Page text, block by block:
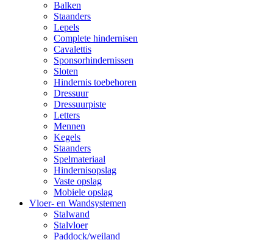
Balken
Staanders
Lepels
Complete hindernisen
Cavalettis
Sponsorhindernissen
Sloten
Hindernis toebehoren
Dressuur
Dressuurpiste
Letters
Mennen
Kegels
Staanders
Spelmateriaal
Hindernisopslag
Vaste opslag
Mobiele opslag
Vloer- en Wandsystemen
Stalwand
Stalvloer
Paddock/weiland